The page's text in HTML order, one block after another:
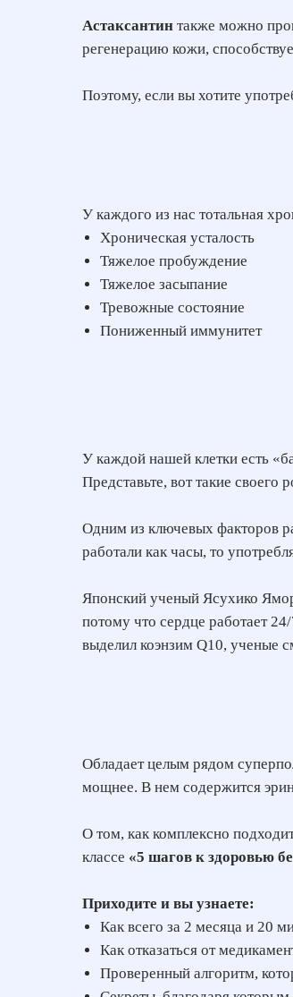
Астаксантин также можно
регенерацию кожи,
Поэтому, если вы хотите
У каждого из нас тотальная
Хроническая усталость
Тяжелое пробуждение
Тяжелое засыпание
Тревожные состояние
Пониженный иммунитет
У каждой нашей клетки есть
Представьте, вот такие своего
Одним из ключевых факторов
работали как часы, то
Японский ученый Ясухико
потому что сердце работает
выделил коэнзим Q10, ученые
Обладает целым рядом
мощнее. В нем содержится
О том, как комплексно
классе «5 шагов к здоровью
Приходите и вы узнаете:
Как всего за 2 месяца и 20
Как отказаться от
Проверенный алгоритм,